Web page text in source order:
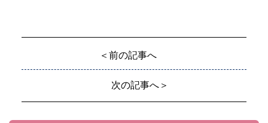
＜前の記事へ
次の記事へ＞